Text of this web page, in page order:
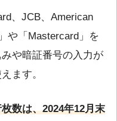
、JCB、American
や「Mastercard」を
や暗証番号の入力が
ます。
数は、2024年12月末